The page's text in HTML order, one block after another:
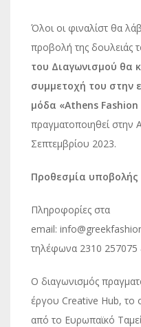
Όλοι οι φιναλίστ θα
προβολή της δουλειάς
του Διαγωνισμού θα
συμμετοχή του στην
μόδα «Athens Fashion
πραγματοποιηθεί στην
Σεπτεμβρίου 2023.
Προθεσμία υποβολής
Πληροφορίες στα
email:
τηλέφωνα 2310 257075
Ο διαγωνισμός
έργου Creative Hub, το
από το Ευρωπαϊκό